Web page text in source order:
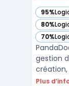
95%
— voir
80%
— voir
70%
— voir
gestion
création,
de
Plus